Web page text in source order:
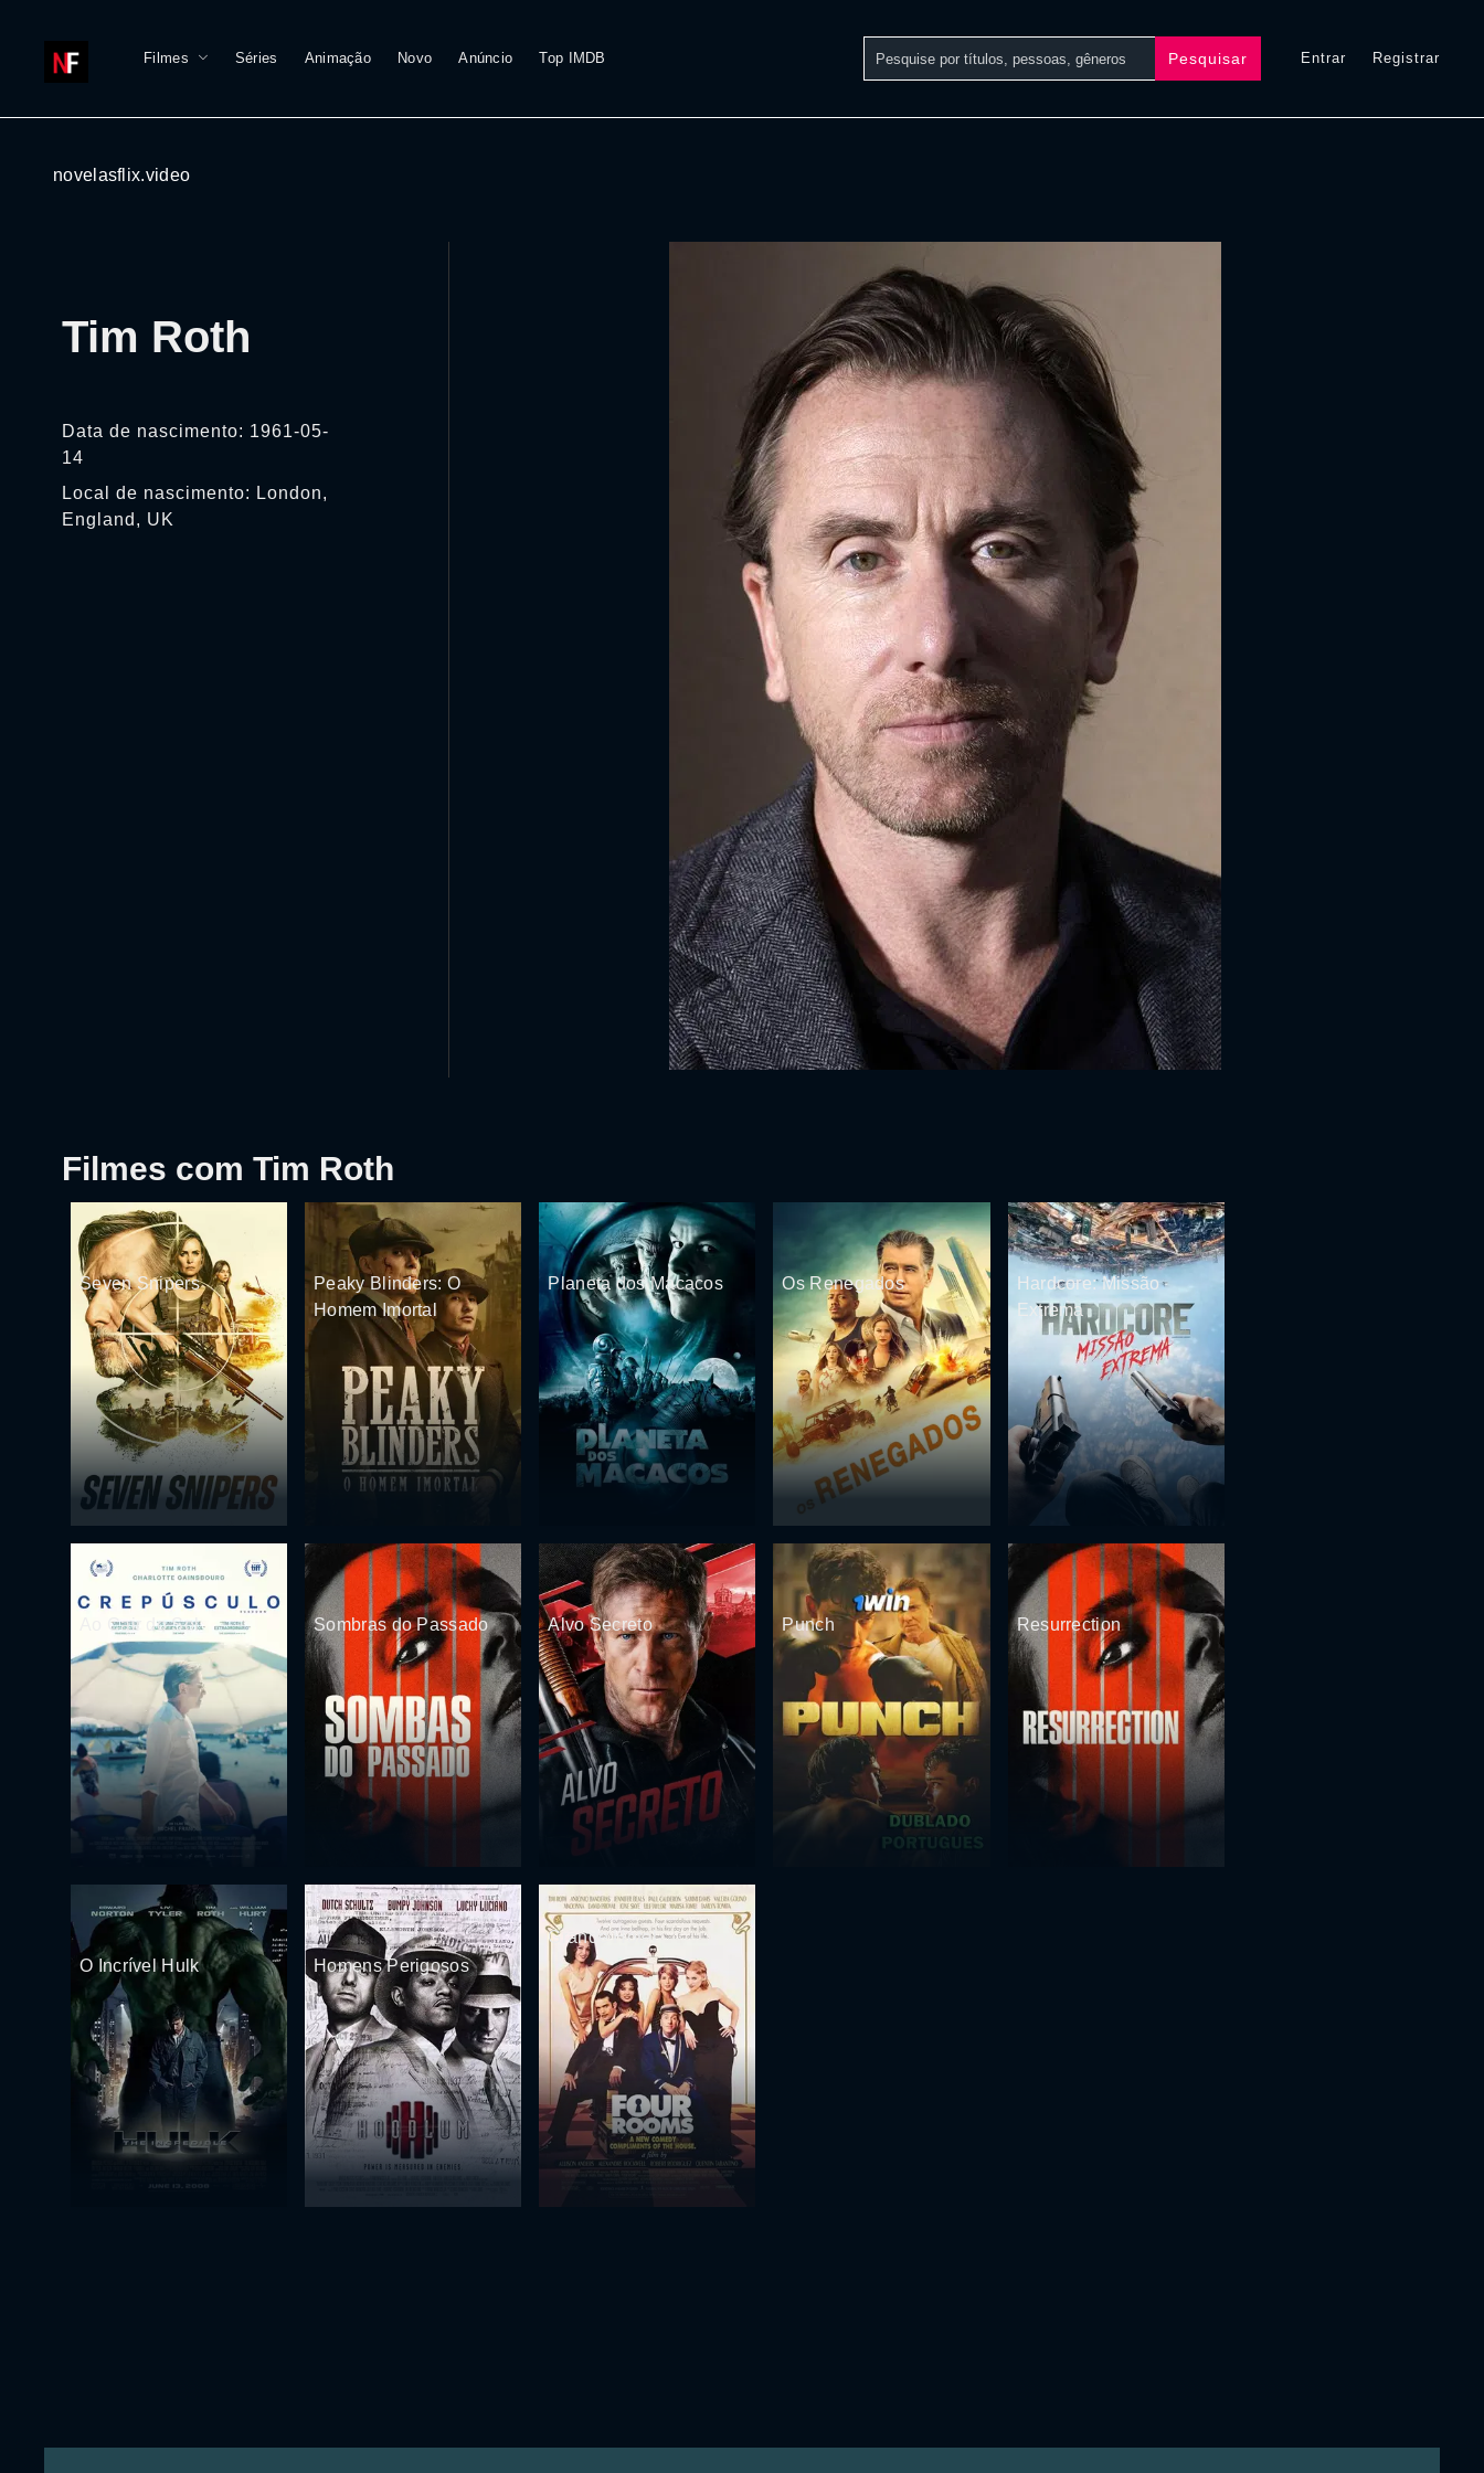
Filmes Séries Animação Novo Anúncio Top IMDB Pesquisar Entrar Registrar
novelasflix.video
Tim Roth
Data de nascimento: 1961-05-
14
Local de nascimento: London,
England, UK
Filmes com Tim Roth
Seven Snipers
Peaky Blinders: O
Homem Imortal
Planeta dos Macacos Os Renegados
Hardcore: Missão
Extrema
Ao Cair do Sol Sombras do Passado Alvo Secreto Punch Resurrection
O Incrível Hulk Homens Perigosos
Grande Hotel